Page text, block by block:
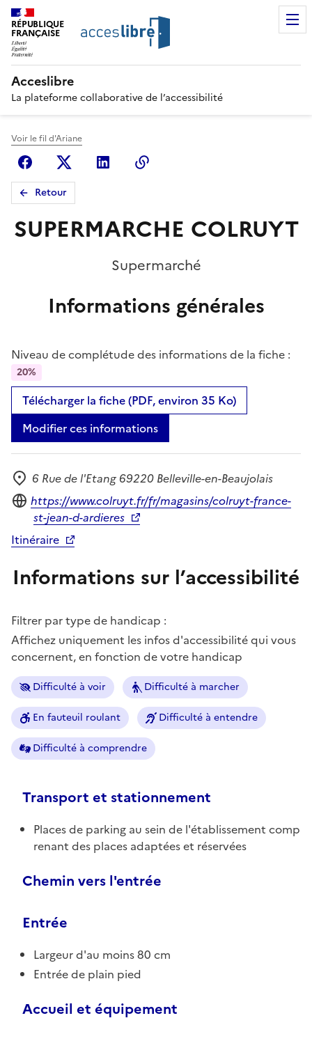
RÉPUBLIQUE
FRANÇAISE
Acceslibre
La plateforme collaborative de l’accessibilité
Voir le fil d'Ariane
FacebookX (anciennement Twitter)
Linkedin
Retour
SUPERMARCHE COLRUYT
Supermarché
Informations générales
Niveau de complétude des informations de la fiche :
20%
Télécharger la fiche (PDF, environ 35 Ko)
Modifier ces informations
Adresse
6 Rue de l'Etang 69220 Belleville-en-Beaujolais
Site internet
https://www.colruyt.fr/fr/magasins/colruyt-france-
st-jean-d-ardieres
Itinéraire
Informations sur l’accessibilité
Filtrer par type de handicap :
Affichez uniquement les infos d'accessibilité qui vous
concernent, en fonction de votre handicap
Difficulté à voir Difficulté à marcher
En fauteuil roulant Difficulté à entendre
Difficulté à comprendre
Transport et stationnement
Places de parking au sein de l'établissement comp
renant des places adaptées et réservées
Chemin vers l'entrée
Entrée
Largeur d'au moins 80 cm
Entrée de plain pied
Accueil et équipement